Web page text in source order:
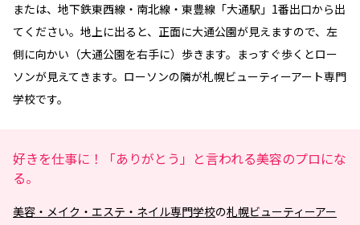
または、地下鉄東西線・南北線・東豊線「大通駅」1番出口から出
てください。地上に出ると、正面に大通公園が見えますので、左
側に向かい（大通公園を右手に）歩きます。まっすぐ歩くとロー
ソンが見えてきます。ローソンの隣が札幌ビューティーアート専門
学校です。
好きを仕事に！「ありがとう」と言われる美容のプロにな
る。
美容・メイク・エステ・ネイル専門学校の札幌ビューティーアー